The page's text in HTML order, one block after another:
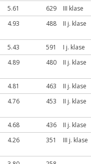
5.61 629
III klase
4.93 488 II j. klase
5.43 591
I j. klase
4.89 480 II j. klase
4.81 463
II j. klase
4.76 453 II j. klase
4.68 436
II j. klase
4.26 351 III j. klase